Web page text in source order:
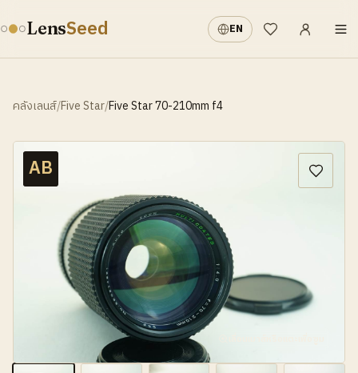
LensSeed EN รายการที่อยากได้
เข้าสู่ระบบ·
คลังเลนส์/Five Star/Five Star 70-210mm f4
AB